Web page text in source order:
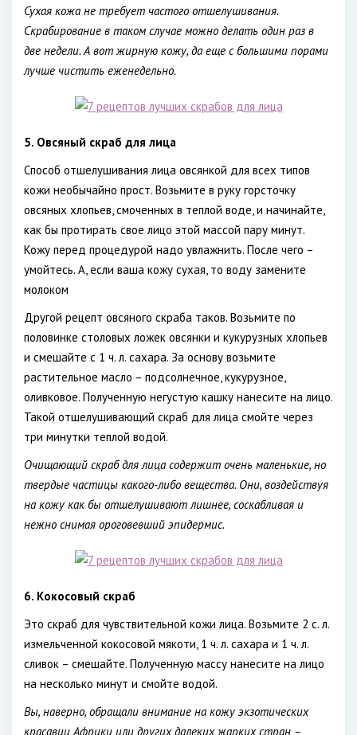
Сухая кожа не требует частого отшелушивания.
Скрабирование в таком случае можно делать один раз в
две недели. А вот жирную кожу, да еще с большими порами
лучше чистить еженедельно.
5. Овсяный скраб для лица
Способ отшелушивания лица овсянкой для всех типов
кожи необычайно прост. Возьмите в руку горсточку
овсяных хлопьев, смоченных в теплой воде, и начинайте,
как бы протирать свое лицо этой массой пару минут.
Кожу перед процедурой надо увлажнить. После чего –
умойтесь. А, если ваша кожу сухая, то воду замените
молоком
Другой рецепт овсяного скраба таков. Возьмите по
половинке столовых ложек овсянки и кукурузных хлопьев
и смешайте с 1 ч. л. сахара. За основу возьмите
растительное масло – подсолнечное, кукурузное,
оливковое. Полученную негустую кашку нанесите на лицо.
Такой отшелушивающий скраб для лица смойте через
три минутки теплой водой.
Очищающий скраб для лица содержит очень маленькие, но
твердые частицы какого-либо вещества. Они, воздействуя
на кожу как бы отшелушивают лишнее, соскабливая и
нежно снимая ороговевший эпидермис.
6. Кокосовый скраб
Это скраб для чувствительной кожи лица. Возьмите 2 с. л.
измельченной кокосовой мякоти, 1 ч. л. сахара и 1 ч. л.
сливок – смешайте. Полученную массу нанесите на лицо
на несколько минут и смойте водой.
Вы, наверно, обращали внимание на кожу экзотических
красавиц Африки или других далеких жарких стран –